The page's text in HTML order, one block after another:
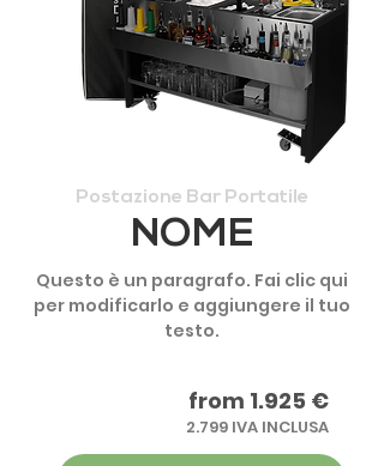
Postazione Bar Portatile
NOME
Questo è un paragrafo. Fai clic qui
per modificarlo e aggiungere il tuo
testo.
from 1.925 €
2.799 IVA INCLUSA